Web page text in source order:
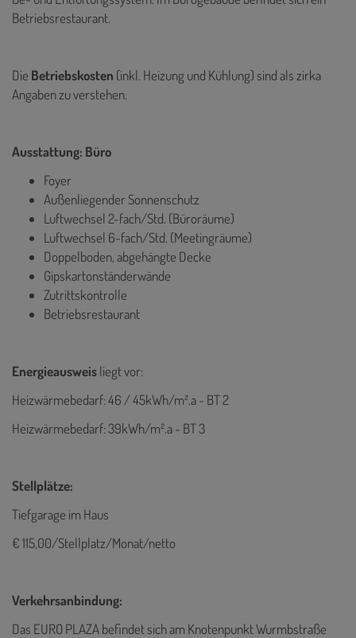
Betriebsrestaurant.
Die Betriebskosten (inkl. Heizung und Kühlung) sind als zirka
Angaben zu verstehen.
Ausstattung: Büro
Foyer
Außenliegender Sonnenschutz
Luftwechsel 2-fach/Std. (Büroräume)
Luftwechsel 6-fach/Std. (Meetingräume)
Doppelboden, abgehängte Decke
Gipskartonständerwände
Zutrittskontrolle
Betriebsrestaurant
Energieausweisliegt vor:
Heizwärmebedarf: 46 / 45kWh/m².a - BT 2
Heizwärmebedarf: 39kWh/m².a - BT 3
Stellplätze:
Tiefgarage im Haus
€ 115,00/Stellplatz/Monat/netto
Verkehrsanbindung:
Das EURO PLAZA befindet sich am Knotenpunkt Wurmbstraße